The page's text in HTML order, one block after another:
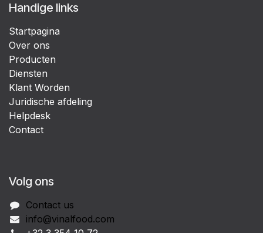
Handige links
Startpagina
Over ons
Producten
Diensten
Klant Worden
Juridische afdeling
Helpdesk
Contact
Volg ons
Contact us
info@vinalfood.com